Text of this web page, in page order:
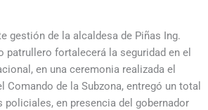
gestión de la alcaldesa de Piñas Ing.
patrullero fortalecerá la seguridad en el
en una ceremonia realizada el
Comando de la Subzona, entregó un total
policiales, en presencia del gobernador